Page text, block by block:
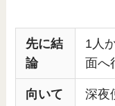
先に結
論
1人
面へ
向いて
深夜